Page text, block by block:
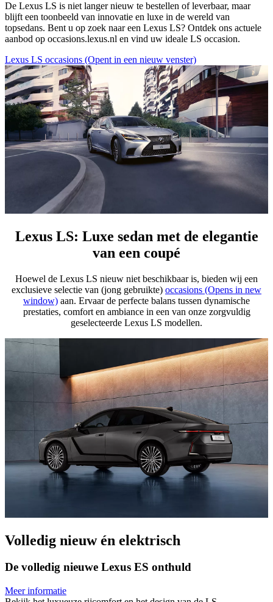
De Lexus LS is niet langer nieuw te bestellen of leverbaar, maar
blijft een toonbeeld van innovatie en luxe in de wereld van
topsedans. Bent u op zoek naar een Lexus LS? Ontdek ons actuele
aanbod op occasions.lexus.nl en vind uw ideale LS occasion.
Lexus LS occasions (Opent in een nieuw venster)
Lexus LS: Luxe sedan met de elegantie
van een coupé
Hoewel de Lexus LS nieuw niet beschikbaar is, bieden wij een
exclusieve selectie van (jong gebruikte) occasions (Opens in new
window) aan. Ervaar de perfecte balans tussen dynamische
prestaties, comfort en ambiance in een van onze zorgvuldig
geselecteerde Lexus LS modellen.
Volledig nieuw én elektrisch
De volledig nieuwe Lexus ES onthuld
Meer informatie